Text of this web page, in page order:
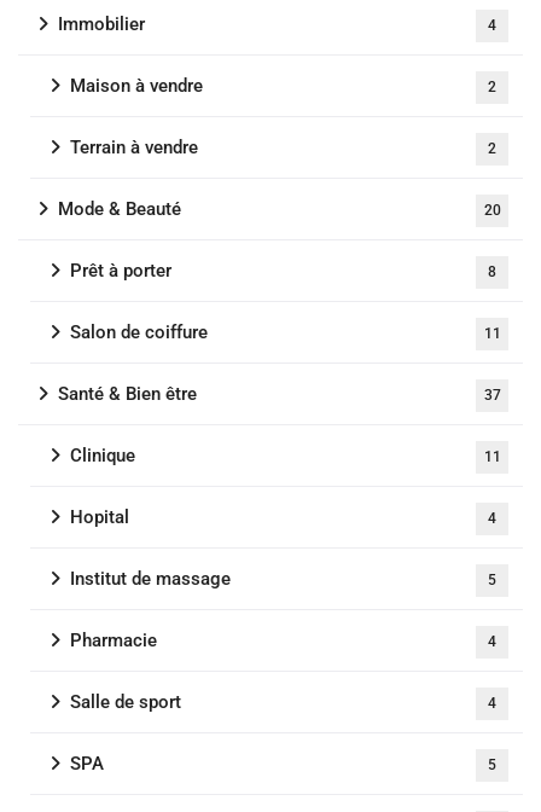
Immobilier 4
Maison à vendre 2
Terrain à vendre 2
Mode & Beauté 20
Prêt à porter 8
Salon de coiffure 11
Santé & Bien être 37
Clinique 11
Hopital 4
Institut de massage 5
Pharmacie 4
Salle de sport 4
SPA 5